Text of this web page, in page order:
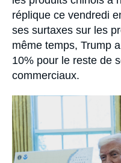
réplique ce vendredi
ses surtaxes sur les
même temps, Trump
10% pour le reste de
commerciaux.
Image
principale
médiatique